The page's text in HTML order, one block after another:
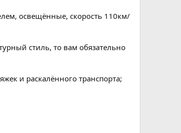
освещённые, скорость 110км/
стиль, то вам обязательно
и раскалённого транспорта;